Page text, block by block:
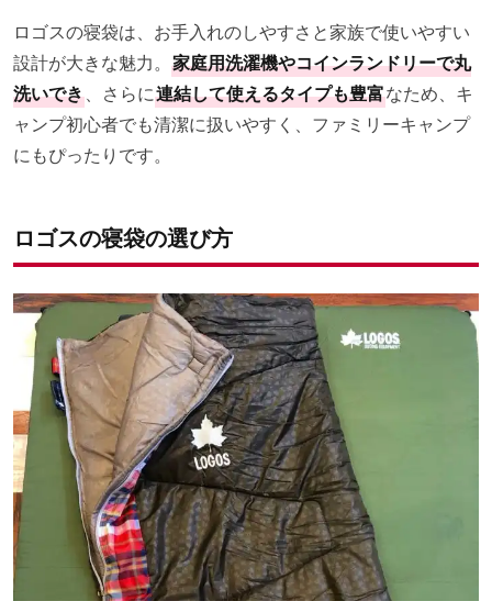
ロゴスの寝袋は、お手入れのしやすさと家族で使いやすい
設計が大きな魅力。 家庭用洗濯機やコインランドリーで丸
洗いでき、さらに連結して使えるタイプも豊富なため、キ
ャンプ初心者でも清潔に扱いやすく、ファミリーキャンプ
にもぴったりです。
ロゴスの寝袋の選び方